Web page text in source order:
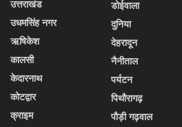
उत्तराखंड
उधमसिंह नगर
ऋषिकेश
कालसी
केदारनाथ
कोटद्वार
क्राइम
डोईवाला
दुनिया
देहरादून
नैनीताल
पर्यटन
पिथौरागढ़
पौड़ी गढ़वाल